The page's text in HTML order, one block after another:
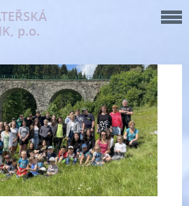
p.o.